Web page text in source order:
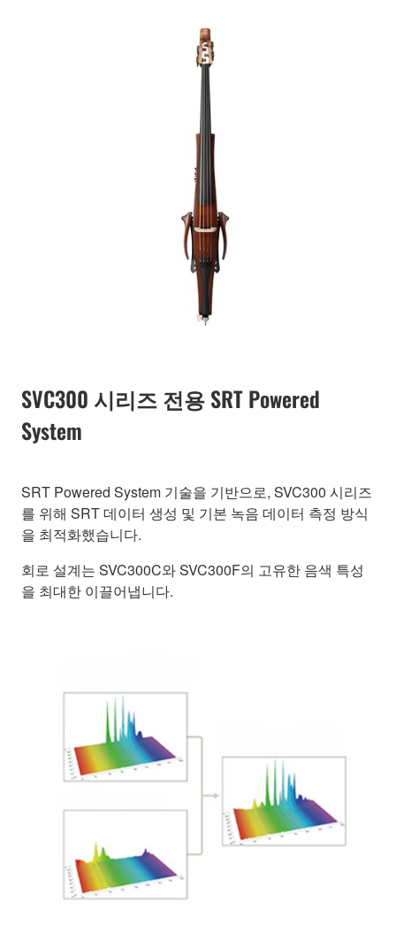
SVC300 시리즈 전용 SRT Powered
System
SRT Powered System 기술을 기반으로, SVC300 시리즈
를 위해 SRT 데이터 생성 및 기본 녹음 데이터 측정 방식
을 최적화했습니다.
회로 설계는 SVC300C와 SVC300F의 고유한 음색 특성
을 최대한 이끌어냅니다.